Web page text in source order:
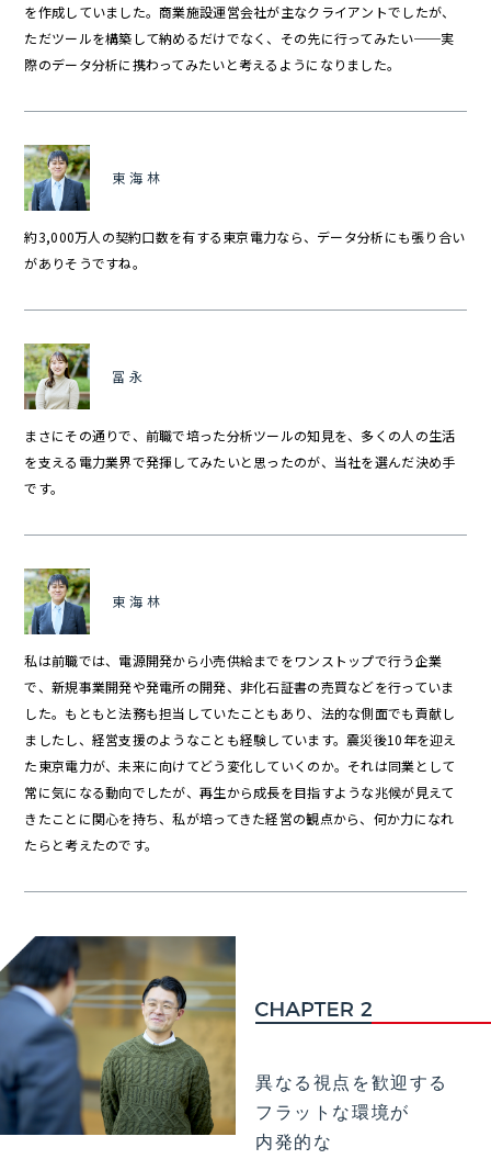
を作成していました。商業施設運営会社が主なクライアントでしたが、
ただツールを構築して納めるだけでなく、その先に行ってみたい──実
際のデータ分析に携わってみたいと考えるようになりました。
東海林
約3,000万人の契約口数を有する東京電力なら、データ分析にも張り合い
がありそうですね。
冨永
まさにその通りで、前職で培った分析ツールの知見を、多くの人の生活
を支える電力業界で発揮してみたいと思ったのが、当社を選んだ決め手
です。
東海林
私は前職では、電源開発から小売供給までをワンストップで行う企業
で、新規事業開発や発電所の開発、非化石証書の売買などを行っていま
した。もともと法務も担当していたこともあり、法的な側面でも貢献し
ましたし、経営支援のようなことも経験しています。震災後10年を迎え
た東京電力が、未来に向けてどう変化していくのか。それは同業として
常に気になる動向でしたが、再生から成長を目指すような兆候が見えて
きたことに関心を持ち、私が培ってきた経営の観点から、何か力になれ
たらと考えたのです。
異なる視点を歓迎する
フラットな環境が
内発的な